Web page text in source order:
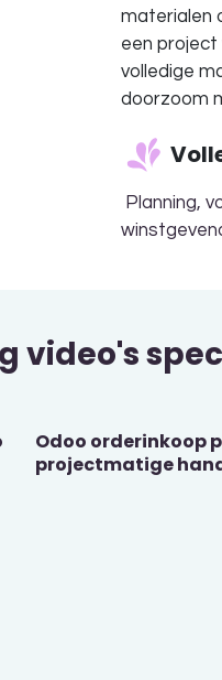
materialen
een project
volledige
doorzoom
Planning,
video's
Odoo orderinkoop
projectmatige